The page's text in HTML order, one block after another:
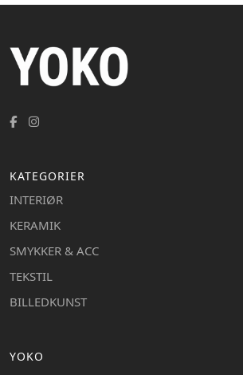
KATEGORIER
INTERIØR
KERAMIK
SMYKKER & ACC
TEKSTIL
BILLEDKUNST
YOKO